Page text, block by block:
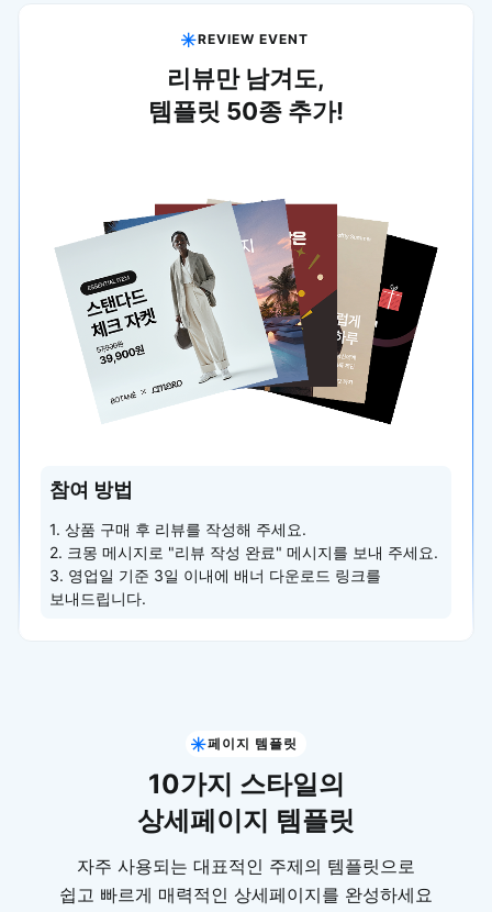
REVIEW EVENT
리뷰만 남겨도,
템플릿 50종 추가!
참여 방법
1. 상품 구매 후 리뷰를 작성해 주세요.
2. 크몽 메시지로 "리뷰 작성 완료" 메시지를 보내 주세요.
3. 영업일 기준 3일 이내에 배너 다운로드 링크를
보내드립니다.
페이지 템플릿
10가지 스타일의
상세페이지 템플릿
자주 사용되는 대표적인 주제의 템플릿으로
쉽고 빠르게 매력적인 상세페이지를 완성하세요